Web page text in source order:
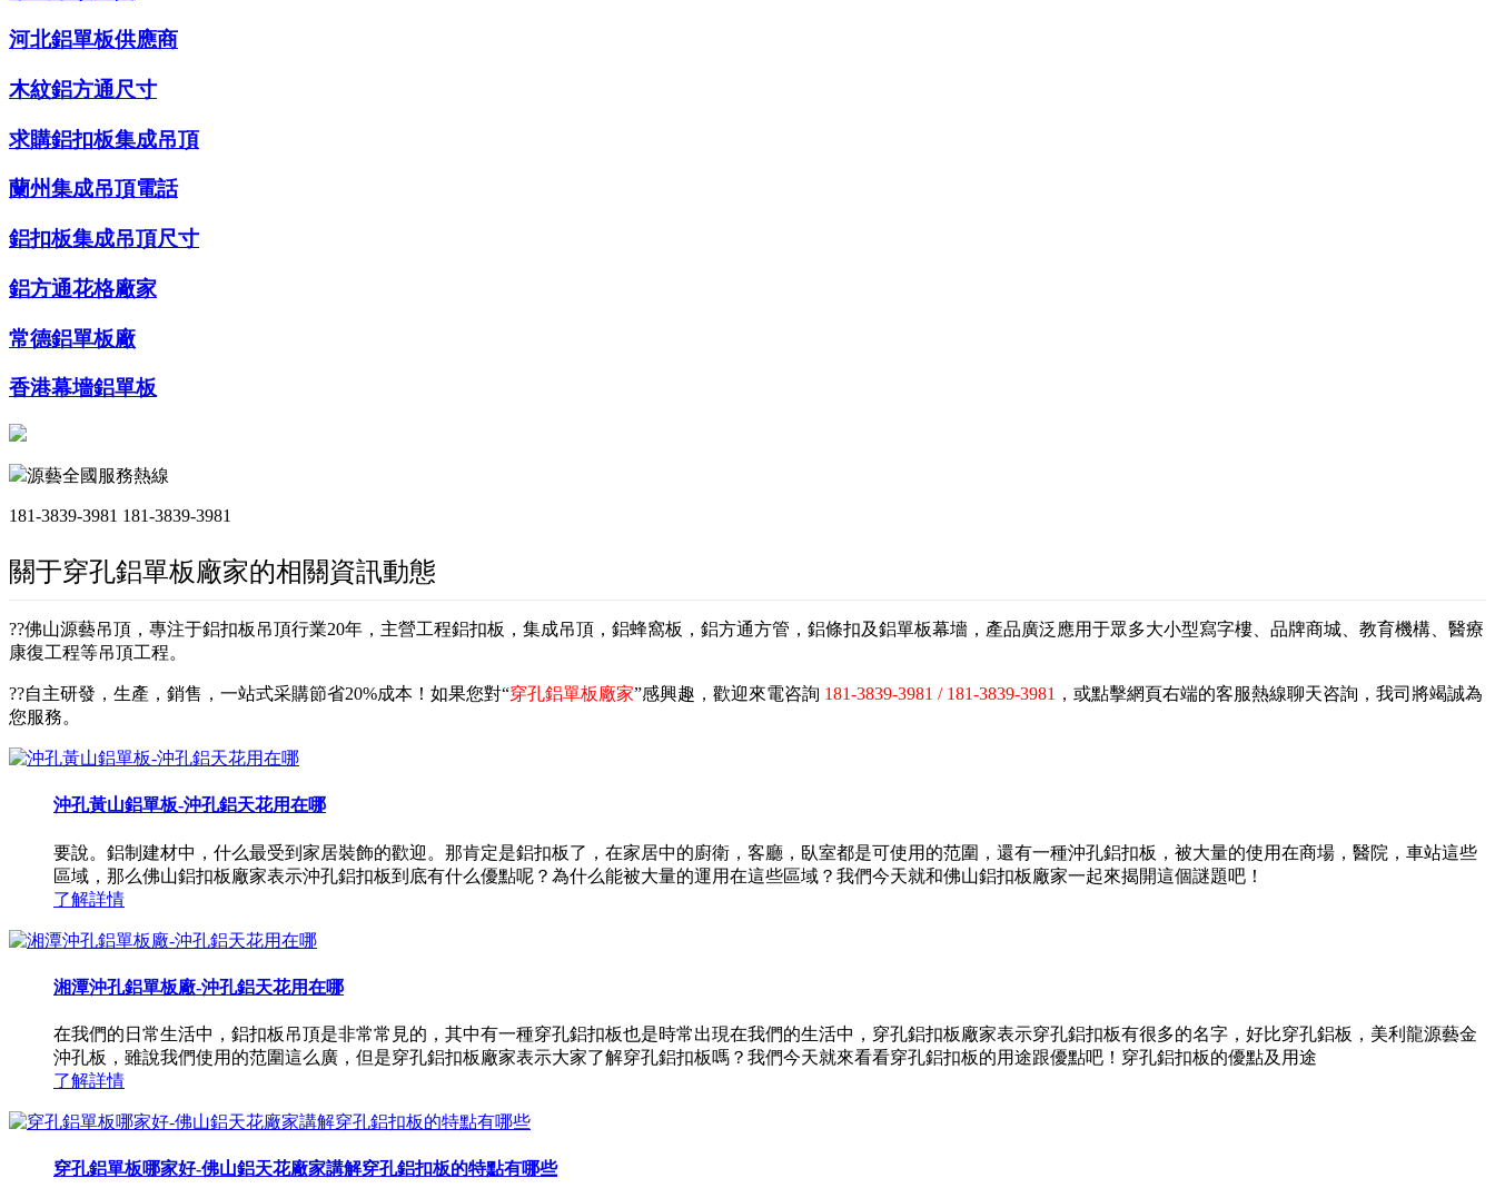
河北鋁單板供應商
木紋鋁方通尺寸
求購鋁扣板集成吊頂
蘭州集成吊頂電話
鋁扣板集成吊頂尺寸
鋁方通花格廠家
常德鋁單板廠
香港幕墻鋁單板
源藝全國服務熱線
181-3839-3981 181-3839-3981
關于穿孔鋁單板廠家的相關資訊動態
??佛山源藝吊頂，專注于鋁扣板吊頂行業20年，主營工程鋁扣板，集成吊頂，鋁蜂窩板，鋁方通方管，鋁條扣及鋁單板幕墻，產品廣泛應用于眾多大小型寫字樓、品牌商城、教育機構、醫療
康復工程等吊頂工程。
??自主研發，生產，銷售，一站式采購節省20%成本！如果您對“穿孔鋁單板廠家”感興趣，歡迎來電咨詢 181-3839-3981 / 181-3839-3981 ，或點擊網頁右端的客服熱線聊天咨詢，我司將竭誠為
您服務。
沖孔黃山鋁單板-沖孔鋁天花用在哪
要說。鋁制建材中，什么最受到家居裝飾的歡迎。那肯定是鋁扣板了，在家居中的廚衛，客廳，臥室都是可使用的范圍，還有一種沖孔鋁扣板，被大量的使用在商場，醫院，車站這些
區域，那么佛山鋁扣板廠家表示沖孔鋁扣板到底有什么優點呢？為什么能被大量的運用在這些區域？我們今天就和佛山鋁扣板廠家一起來揭開這個謎題吧！
了解詳情
湘潭沖孔鋁單板廠-沖孔鋁天花用在哪
在我們的日常生活中，鋁扣板吊頂是非常常見的，其中有一種穿孔鋁扣板也是時常出現在我們的生活中，穿孔鋁扣板廠家表示穿孔鋁扣板有很多的名字，好比穿孔鋁板，美利龍源藝金
沖孔板，雖說我們使用的范圍這么廣，但是穿孔鋁扣板廠家表示大家了解穿孔鋁扣板嗎？我們今天就來看看穿孔鋁扣板的用途跟優點吧！穿孔鋁扣板的優點及用途
了解詳情
穿孔鋁單板哪家好-佛山鋁天花廠家講解穿孔鋁扣板的特點有哪些